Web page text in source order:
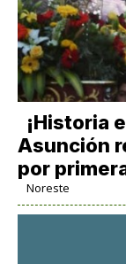
​¡Historia
Asunción
por
Noreste